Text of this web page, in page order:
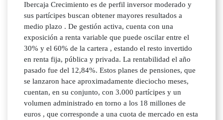
Ibercaja Crecimiento es de perfil inversor moderado y
sus partícipes buscan obtener mayores resultados a
medio plazo . De gestión activa, cuenta con una
exposición a renta variable que puede oscilar entre el
30% y el 60% de la cartera , estando el resto invertido
en renta fija, pública y privada. La rentabilidad el año
pasado fue del 12,84%. Estos planes de pensiones, que
se lanzaron hace aproximadamente dieciocho meses,
cuentan, en su conjunto, con 3.000 partícipes y un
volumen administrado en torno a los 18 millones de
euros , que corresponde a una cuota de mercado en esta